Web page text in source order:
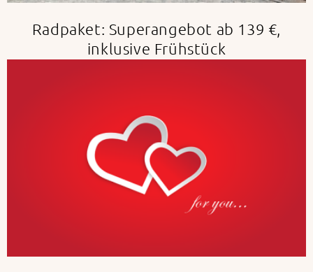
Radpaket: Superangebot ab 139 €,
inklusive Frühstück